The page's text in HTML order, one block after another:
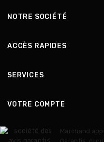
NOTRE SOCIÉTÉ
ACCÈS RAPIDES
SERVICES
VOTRE COMPTE
Marchand